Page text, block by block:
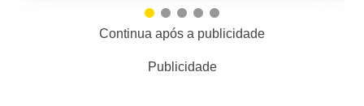
Continua após a publicidade
Publicidade